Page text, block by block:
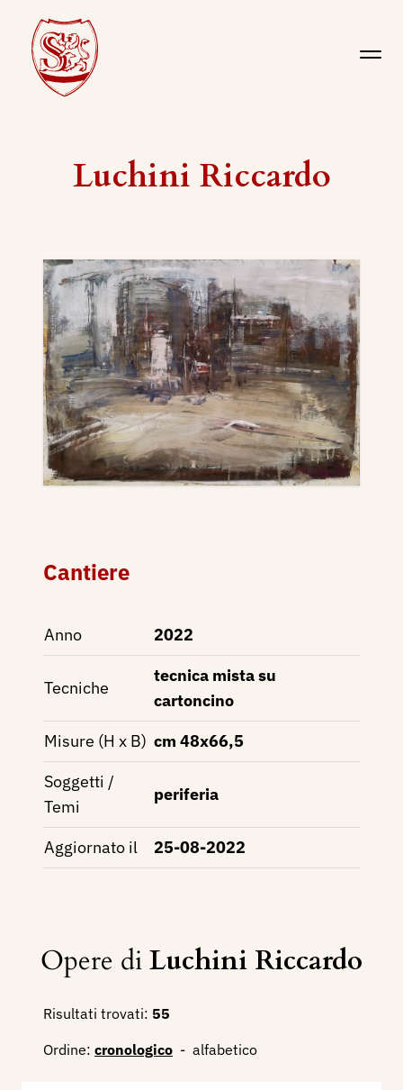
Luchini Riccardo
Cantiere
Anno 2022
Tecniche
tecnica mista su
cartoncino
Misure (H x B) cm 48x66,5
Soggetti /
Temi
periferia
Aggiornato il 25-08-2022
Opere diLuchini Riccardo
Risultati trovati: 55
Ordine: cronologico - alfabetico